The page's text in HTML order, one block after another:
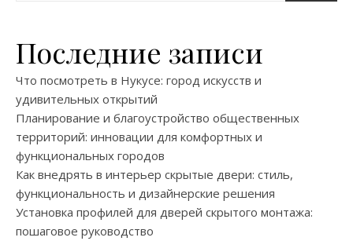
Последние записи
Что посмотреть в Нукусе: город искусств и
удивительных открытий
Планирование и благоустройство общественных
территорий: инновации для комфортных и
функциональных городов
Как внедрять в интерьер скрытые двери: стиль,
функциональность и дизайнерские решения
Установка профилей для дверей скрытого монтажа:
пошаговое руководство